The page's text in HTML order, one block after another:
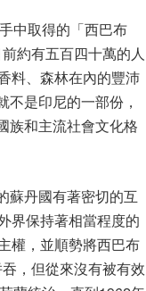
中取得的「西巴布
約有五百四十萬的人
料、森林在內的豐沛
是印尼的一部份，
族和主流社會文化格
蘇丹國有著密切的互
界保持著相當程度的
權，並順勢將西巴布
，但從來沒有被有效